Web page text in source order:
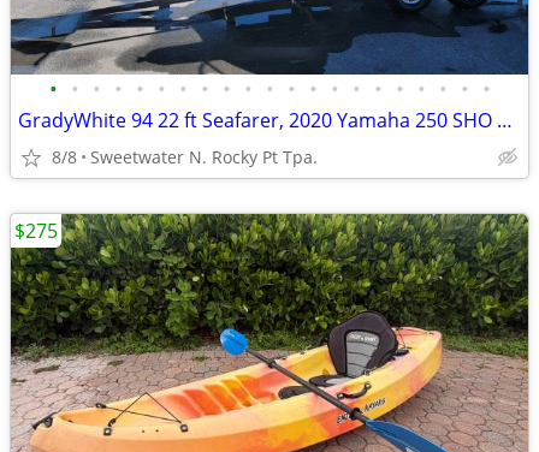
• • • • • • • • • • • • • • • • • • • • •
GradyWhite 94 22 ft Seafarer, 2020 Yamaha 250 SHO VMAX
8/8 Sweetwater N. Rocky Pt Tpa.
$275